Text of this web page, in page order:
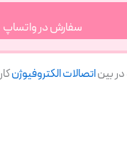
سفارش در واتساپ
بیناتصالات الکتروفیوژن